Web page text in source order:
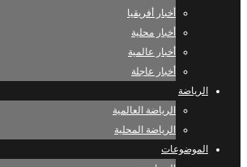
أخبار أفريقيا
أخبار محلية
أخبار عالمية
أخبار عاجلة
الرياضة
الرياضة العالمية
الرياضة المحلية
الموضوعات